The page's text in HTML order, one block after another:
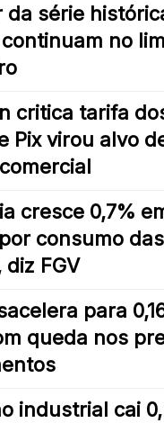
da série
no
critica tarifa
Pix virou alvo
cresce 0,7%
consumo das
FGV
para
queda nos
industrial cai